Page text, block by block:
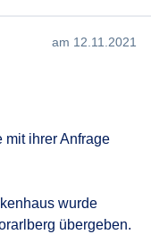
am 12.11.2021
mit ihrer Anfrage
wurde
übergeben.